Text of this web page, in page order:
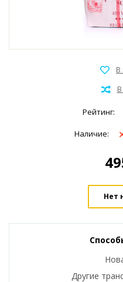
Рейтинг:
Наличие:
Нет
Другие